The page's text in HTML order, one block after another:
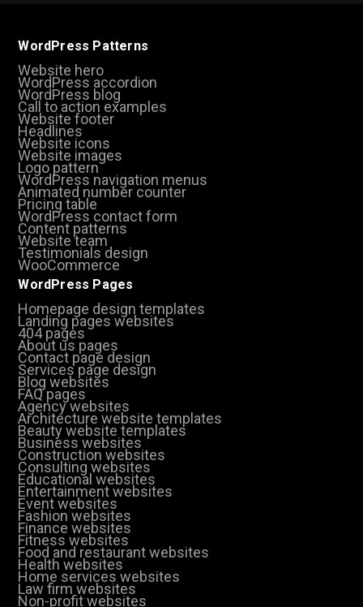
WordPress Patterns
Website hero
WordPress accordion
WordPress blog
Call to action examples
Website footer
Headlines
Website icons
Website images
Logo pattern
WordPress navigation menus
Animated number counter
Pricing table
WordPress contact form
Content patterns
Website team
Testimonials design
WooCommerce
WordPress Pages
Homepage design templates
Landing pages websites
404 pages
About us pages
Contact page design
Services page design
Blog websites
FAQ pages
Agency websites
Architecture website templates
Beauty website templates
Business websites
Construction websites
Consulting websites
Educational websites
Entertainment websites
Event websites
Fashion websites
Finance websites
Fitness websites
Food and restaurant websites
Health websites
Home services websites
Law firm websites
Non-profit websites